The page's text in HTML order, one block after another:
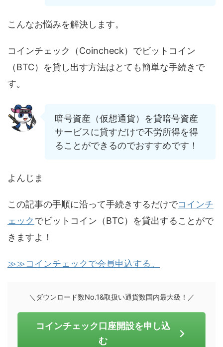
こんなお悩みを解決します。
コインチェック（Coincheck）でビットコイン
（BTC）を貸し出す方法はとても簡単な手続きで
す。
暗号資産（仮想通貨）を貸暗号資産
サービスに貸すだけで不労所得を得
ることができるのでおすすめです！
よんじま
この記事の手順に沿って手続きするだけでコインチ
ェックでビットコイン（BTC）を貸出することがで
きますよ！
≫≫コインチェックで会員申込する。
＼ダウンロード数No.1&取扱い通貨数国内最大級！／
コインチェック口座開設を申し込
む